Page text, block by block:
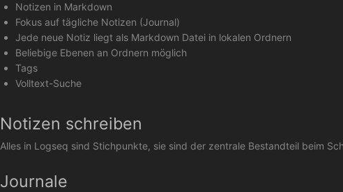
Notizen in Markdown
Fokus auf tägliche Notizen (Journal)
Jede neue Notiz liegt als Markdown Datei in lokalen Ordnern
Beliebige Ebenen an Ordnern möglich
Tags
Volltext-Suche
Notizen schreiben
Alles in Logseq sind Stichpunkte, sie sind der zentrale Bestandteil beim
Journale